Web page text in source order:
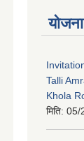
Talli
Khola
मिति: 05/